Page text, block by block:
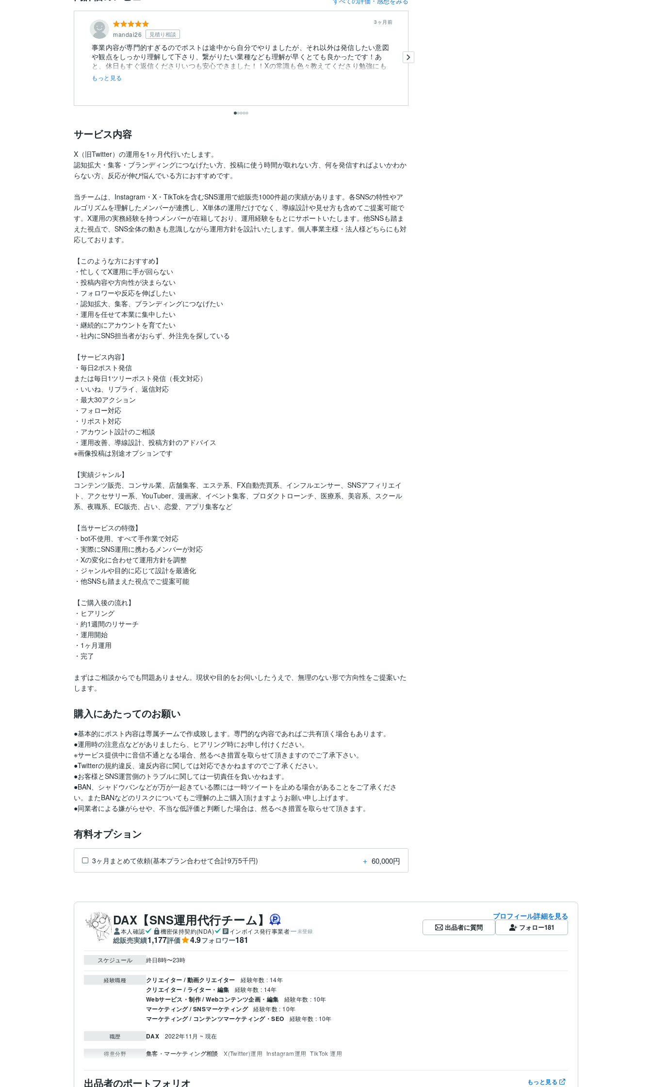
mandai26 見積り相談
3ヶ月前
事業内容が専門的すぎるのでポストは途中から自分でやりましたが、それ以外は発信したい意図
や観点をしっかり理解して下さり、繋がりたい業種なども理解が早くとても良かったです！あ
と、休日もすぐ返信くださりいつも安心できました！！Xの常識も色々教えてくださり勉強にも
な...
もっと見る
サービス内容
X（旧Twitter）の運用を1ヶ月代行いたします。
認知拡大・集客・ブランディングにつなげたい方、投稿に使う時間が取れない方、何を発信すればよいかわか
らない方、反応が伸び悩んでいる方におすすめです。
当チームは、Instagram・X・TikTokを含むSNS運用で総販売1000件超の実績があります。各SNSの特性やア
ルゴリズムを理解したメンバーが連携し、X単体の運用だけでなく、導線設計や見せ方も含めてご提案可能で
す。X運用の実務経験を持つメンバーが在籍しており、運用経験をもとにサポートいたします。他SNSも踏ま
えた視点で、SNS全体の動きも意識しながら運用方針を設計いたします。個人事業主様・法人様どちらにも対
応しております。
【このような方におすすめ】
・忙しくてX運用に手が回らない
・投稿内容や方向性が決まらない
・フォロワーや反応を伸ばしたい
・認知拡大、集客、ブランディングにつなげたい
・運用を任せて本業に集中したい
・継続的にアカウントを育てたい
・社内にSNS担当者がおらず、外注先を探している
【サービス内容】
・毎日2ポスト発信
または毎日1ツリーポスト発信（長文対応）
・いいね、リプライ、返信対応
・最大30アクション
・フォロー対応
・リポスト対応
・アカウント設計のご相談
・運用改善、導線設計、投稿方針のアドバイス
※画像投稿は別途オプションです
【実績ジャンル】
コンテンツ販売、コンサル業、店舗集客、エステ系、FX自動売買系、インフルエンサー、SNSアフィリエイ
ト、アクセサリー系、YouTuber、漫画家、イベント集客、プロダクトローンチ、医療系、美容系、スクール
系、夜職系、EC販売、占い、恋愛、アプリ集客など
【当サービスの特徴】
・bot不使用、すべて手作業で対応
・実際にSNS運用に携わるメンバーが対応
・Xの変化に合わせて運用方針を調整
・ジャンルや目的に応じて設計を最適化
・他SNSも踏まえた視点でご提案可能
【ご購入後の流れ】
・ヒアリング
・約1週間のリサーチ
・運用開始
・1ヶ月運用
・完了
まずはご相談からでも問題ありません。現状や目的をお伺いしたうえで、無理のない形で方向性をご提案いた
します。
購入にあたってのお願い
●基本的にポスト内容は専属チームで作成致します。専門的な内容であればご共有頂く場合もあります。
●運用時の注意点などがありましたら、ヒアリング時にお申し付けください。
※サービス提供中に音信不通となる場合、然るべき措置を取らせて頂きますのでご了承下さい。
●Twitterの規約違反、違反内容に関しては対応できかねますのでご了承ください。
●お客様とSNS運営側のトラブルに関しては一切責任を負いかねます。
●BAN、シャドウバンなどが万が一起きている際には一時ツイートを止める場合があることをご了承くださ
い。またBANなどのリスクについてもご理解の上ご購入頂けますようお願い申し上げます。
有料オプション
3ヶ月まとめて依頼(基本プラン合わせて合計9万5千円) ＋ 60,000円
DAX【SNS運用代行チーム】
本人確認 機密保持契約(NDA) インボイス発行事業者 未登録
総販売実績1,177評価 4.9フォロワー181
プロフィール詳細を見る
出品者に質問 フォロー181
スケジュール 終日8時〜23時
経験職種 クリエイター / 動画クリエイター 経験年数 : 14年
クリエイター / ライター・編集 経験年数 : 14年
Webサービス・制作 / Webコンテンツ企画・編集 経験年数 : 10年
マーケティング / SNSマーケティング 経験年数 : 10年
マーケティング / コンテンツマーケティング・SEO 経験年数 : 10年
職歴 DAX 2022年11月 ~ 現在
得意分野 集客・マーケティング相談 X(Twitter)運用 Instagram運用 TikTok 運用
出品者のポートフォリオ もっと見る